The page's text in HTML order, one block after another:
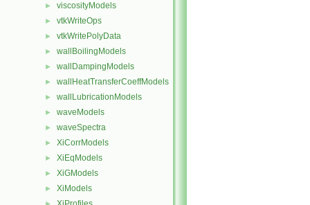
► viscosityModels
► vtkWriteOps
► vtkWritePolyData
► wallBoilingModels
► wallDampingModels
► wallHeatTransferCoeffModels
► wallLubricationModels
► waveModels
► waveSpectra
► XiCorrModels
► XiEqModels
► XiGModels
► XiModels